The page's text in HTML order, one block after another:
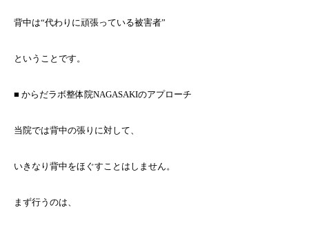
背中は“代わりに頑張っている被害者”
ということです。
■ からだラボ整体院NAGASAKIのアプローチ
当院では背中の張りに対して、
いきなり背中をほぐすことはしません。
まず行うのは、